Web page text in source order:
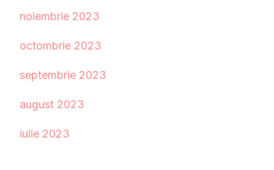
noiembrie 2023
octombrie 2023
septembrie 2023
august 2023
iulie 2023